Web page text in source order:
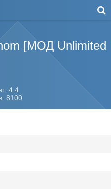
[МОД Unlimited
4.4
8100